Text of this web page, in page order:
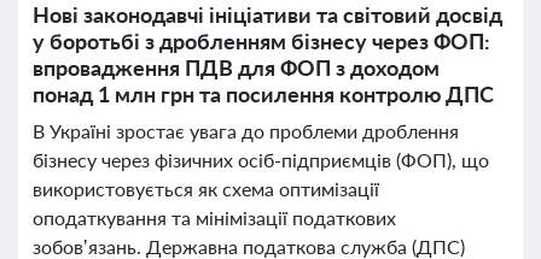
Нові законодавчі ініціативи та світовий досвід
у боротьбі з дробленням бізнесу через ФОП:
впровадження ПДВ для ФОП з доходом
понад 1 млн грн та посилення контролю ДПС
В Україні зростає увага до проблеми дроблення
бізнесу через фізичних осіб-підприємців (ФОП), що
використовується як схема оптимізації
оподаткування та мінімізації податкових
зобов’язань. Державна податкова служба (ДПС)